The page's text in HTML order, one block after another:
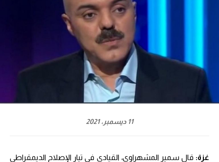
11 ديسمبر، 2021
غزة: قال سمير المشهراوي، القيادي في تيار الإصلاح الديمقراطي